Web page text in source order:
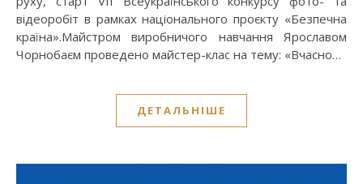
відеоробіт в рамках національного проєкту «Безпечна
країна».Майстром виробничого навчання Ярославом
Чорнобаєм проведено майстер-клас на тему: «Вчасно…
ДЕТАЛЬНІШЕ